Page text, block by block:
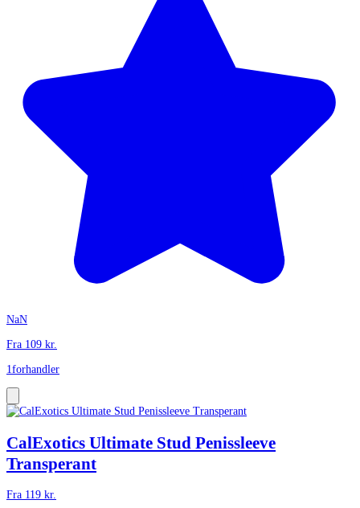
NaN
Fra 109 kr.
1forhandler
CalExotics Ultimate Stud Penissleeve
Transperant
Fra 119 kr.